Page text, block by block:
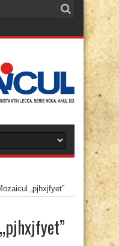
„pjhxjfyet”